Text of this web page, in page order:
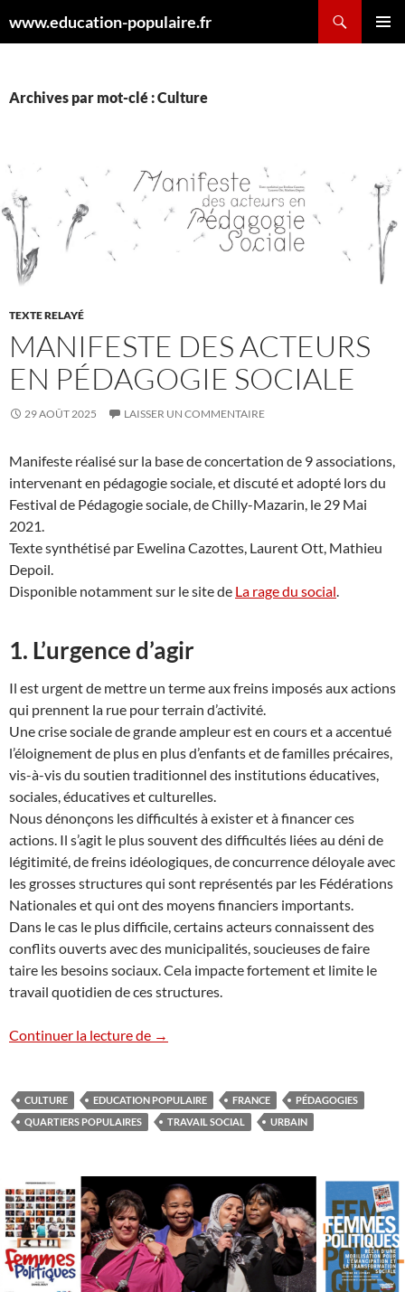
auwww.education-populaire.fr
Archives par mot-clé : Culture
TEXTE RELAYÉ
MANIFESTE DES ACTEURS
EN PÉDAGOGIE SOCIALE
29 AOÛT 2025 LAISSER UN COMMENTAIRE
Manifeste réalisé sur la base de concertation de 9 associations,
intervenant en pédagogie sociale, et discuté et adopté lors du
Festival de Pédagogie sociale, de Chilly-Mazarin, le 29 Mai
2021.
Texte synthétisé par Ewelina Cazottes, Laurent Ott, Mathieu
Depoil.
Disponible notamment sur le site de La rage du social
1. L’urgence d’agir
Il est urgent de mettre un terme aux freins imposés aux actions
qui prennent la rue pour terrain d’activité.
Une crise sociale de grande ampleur est en cours et a accentué
l’éloignement de plus en plus d’enfants et de familles précaires,
vis-à-vis du soutien traditionnel des institutions éducatives,
sociales, éducatives et culturelles.
Nous dénonçons les difficultés à exister et à financer ces
actions. Il s’agit le plus souvent des difficultés liées au déni de
légitimité, de freins idéologiques, de concurrence déloyale avec
les grosses structures qui sont représentés par les Fédérations
Nationales et qui ont des moyens financiers importants.
Dans le cas le plus difficile, certains acteurs connaissent des
conflits ouverts avec des municipalités, soucieuses de faire
taire les besoins sociaux. Cela impacte fortement et limite le
travail quotidien de ces structures.
Continuer la lecture de Manifeste des acteurs en Pédagogie
→
CULTURE EDUCATION POPULAIRE FRANCE
PÉDAGOGIES
QUARTIERS POPULAIRES
TRAVAIL SOCIAL URBAIN